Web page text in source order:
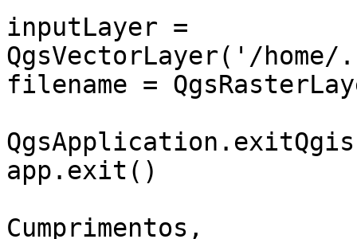
inputLayer =
QgsVectorLayer('/
filename =
app.exit()
Cumprimentos,